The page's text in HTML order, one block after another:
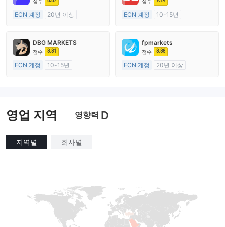
ECN 계정
20년 이상
외환 거래 라이선스 (MM)
마스터 레이블 MT4
ECN 계정
10-15년
외환 거래 라이선스 (MM)
마스터 레이블 MT4
DBG MARKETS
점수 8.81
ECN 계정
10-15년
fpmarkets
점수 8.88
ECN 계정
20년 이상
영업 지역 영향력 D
지역별 회사별